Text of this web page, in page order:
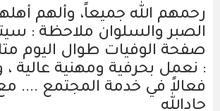
رحمهم الله جميعاً، وألهم
الصبر والسلوان ملاحظة :
صفحة الوفيات طوال اليوم
: نعمل بحرفية ومهنية عالية ،
فعالاً في خدمة المجتمع ....
جادالله